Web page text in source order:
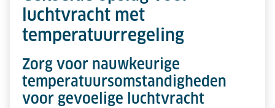
luchtvracht met
temperatuurregeling
Zorg voor nauwkeurige
temperatuursomstandigheden
voor gevoelige luchtvracht